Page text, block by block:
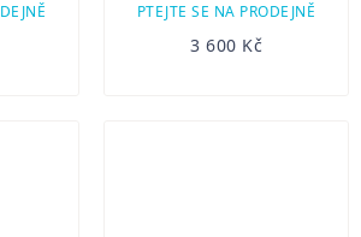
PTEJTE SE NA PRODEJNĚ
3 600 Kč